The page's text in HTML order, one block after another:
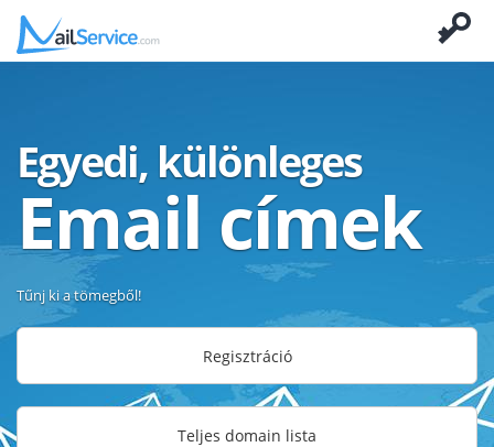
Egyedi, különleges
Email címek
Tűnj ki a tömegből!
Regisztráció
Teljes domain lista